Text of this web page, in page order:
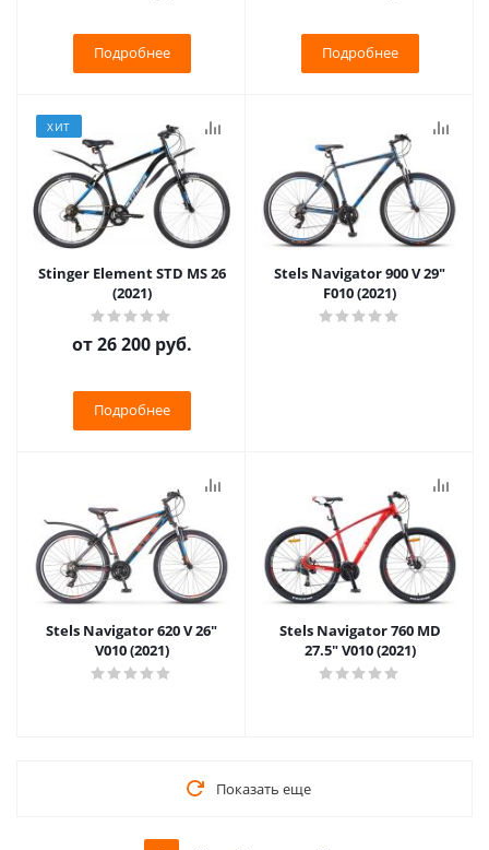
Подробнее Подробнее
ХИТ
Stinger Element STD MS 26
(2021)
от26 200 руб.
Подробнее
Stels Navigator 900 V 29"
F010 (2021)
Stels Navigator 620 V 26"
V010 (2021)
Stels Navigator 760 MD
27.5" V010 (2021)
Показать еще